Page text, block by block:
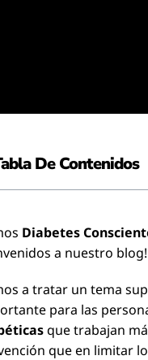
De Contenidos
Diabetes
a nuestro blog!
a tratar un tema
para las
que trabajan
que en limitar